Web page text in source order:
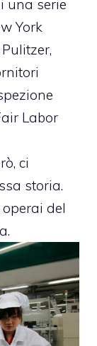
una serie
York
Labor
ci
storia.
del